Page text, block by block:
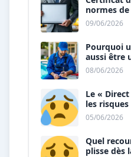
normes
vous le
09/06/2026
Pourquoi
aussi être
plombier ?
08/06/2026
Le «
les
piscine
05/06/2026
Quel
plisse dès